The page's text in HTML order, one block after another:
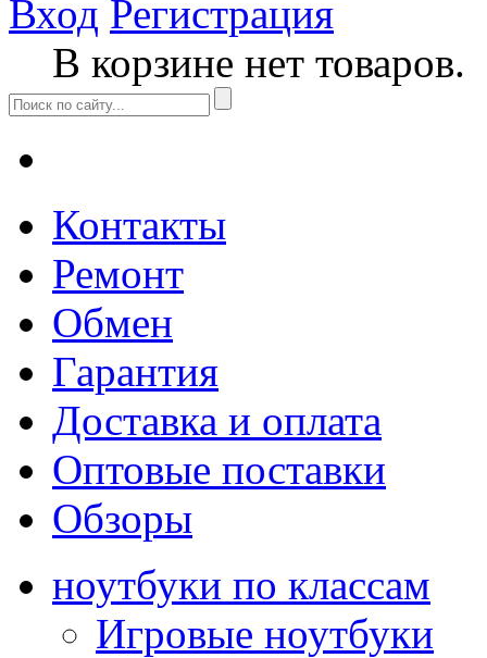
Вход Регистрация
В корзине нет товаров.
Контакты
Ремонт
Обмен
Гарантия
Доставка и оплата
Оптовые поставки
Обзоры
ноутбуки по классам
Игровые ноутбуки